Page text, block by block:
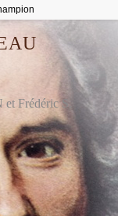
Frédéric S.